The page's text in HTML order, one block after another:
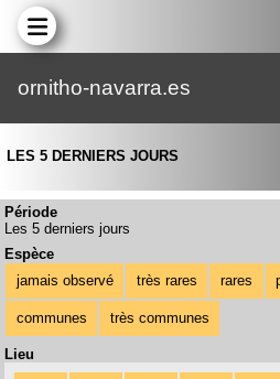
ornitho-navarra.es
LES 5 DERNIERS JOURS
Période
Les 5 derniers jours
Espèce
jamais observé
très rares rares
communes très communes
Lieu